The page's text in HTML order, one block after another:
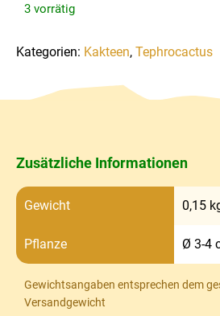
3 vorrätig
Kategorien: Kakteen, Tephrocactus
Zusätzliche Informationen
Gewicht 0,15
Pflanze Ø 3-4
Gewichtsangaben entsprechen dem
Versandgewicht